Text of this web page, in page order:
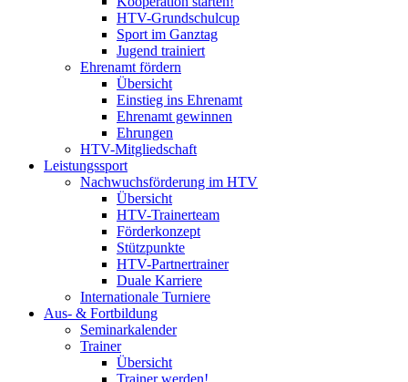
HTV-Grundschulcup
Sport im Ganztag
Jugend trainiert
Ehrenamt fördern
Übersicht
Einstieg ins Ehrenamt
Ehrenamt gewinnen
Ehrungen
HTV-Mitgliedschaft
Leistungssport
Nachwuchsförderung im HTV
Übersicht
HTV-Trainerteam
Förderkonzept
Stützpunkte
HTV-Partnertrainer
Duale Karriere
Internationale Turniere
Aus- & Fortbildung
Seminarkalender
Trainer
Übersicht
Trainer werden!